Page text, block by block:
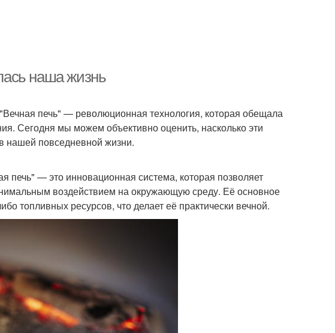
наша жизнь
печь" — революционная технология, которая обещала
Сегодня мы можем объективно оценить, насколько эти
нашей повседневной жизни.
печь" — это инновационная система, которая позволяет
воздействием на окружающую среду. Её основное
топливных ресурсов, что делает её практически вечной.